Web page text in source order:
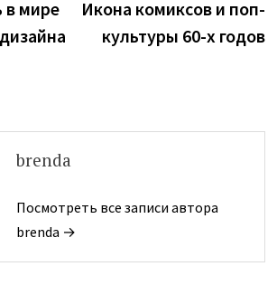
в мире
Икона комиксов и поп-
культуры 60-х годов
brenda
Посмотреть все записи автора
brenda →